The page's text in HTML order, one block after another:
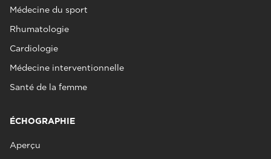
Médecine du sport
Rhumatologie
Cardiologie
Médecine interventionnelle
Santé de la femme
ÉCHOGRAPHIE
Aperçu